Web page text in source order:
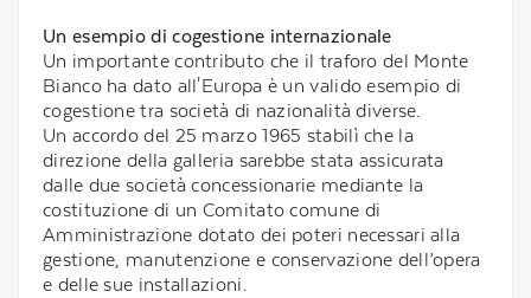
Un esempio di cogestione internazionale
Un importante contributo che il traforo del Monte
Bianco ha dato all'Europa è un valido esempio di
cogestione tra società di nazionalità diverse.
Un accordo del 25 marzo 1965 stabilì che la
direzione della galleria sarebbe stata assicurata
dalle due società concessionarie mediante la
costituzione di un Comitato comune di
Amministrazione dotato dei poteri necessari alla
gestione, manutenzione e conservazione dell’opera
e delle sue installazioni.